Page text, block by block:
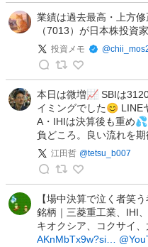
本
株
す
人
の
投
資
メ
業績は過去最高・上方
（7013）が日本株投資
投資メモ @
江
田
哲
本日は微増📈 SBIは
イミングでした😊 LINE
A・IHIは決算後も重め
負どころ。良い流れを
江田哲 @tetsu_b007
【場中決算で泣く者笑
銘柄｜三菱重工業、IHI
キオクシア、コクサイ
AKnMbTx9w?si…